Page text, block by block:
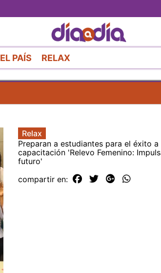
al
contenido
principal
EL PAÍS RELAX
Relax
Preparan a estudiantes para el éxito
capacitación 'Relevo Femenino:
futuro'
compartir en: